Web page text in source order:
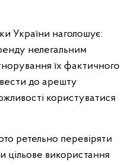
України наголошує:
нелегальним
їх фактичного
до арешту
користуватися
ретельно перевіряти
цільове використання